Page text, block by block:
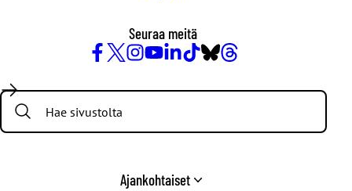
Seuraa meitä
/
Twitter
Search:
Ajankohtaiset